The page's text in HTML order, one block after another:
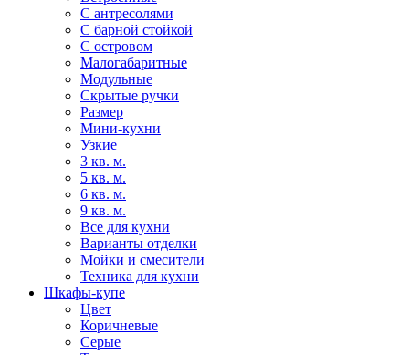
С антресолями
С барной стойкой
С островом
Малогабаритные
Модульные
Скрытые ручки
Размер
Мини-кухни
Узкие
3 кв. м.
5 кв. м.
6 кв. м.
9 кв. м.
Все для кухни
Варианты отделки
Мойки и смесители
Техника для кухни
Шкафы-купе
Цвет
Коричневые
Серые